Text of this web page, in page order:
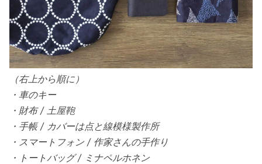
（右上から順に）
・車のキー
・財布 / 土屋鞄
・手帳 / カバーは点と線模様製作所
・スマートフォン / 作家さんの手作り
・トートバッグ / ミナペルホネン